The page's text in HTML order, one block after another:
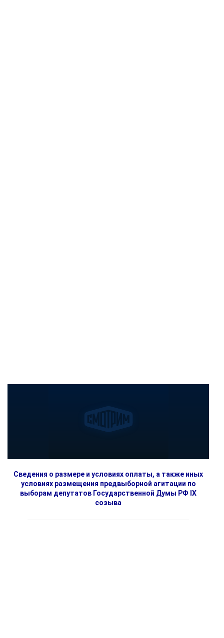
Сведения о размере и условиях оплаты, а также иных
условиях размещения предвыборной агитации по
выборам депутатов Государственной Думы РФ IX
созыва